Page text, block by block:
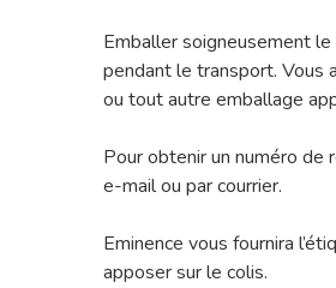
Emballer soigneusement
pendant le transport. Vous
ou tout autre emballage
Pour obtenir un numéro de
e-mail ou par courrier.
Eminence vous fournira
apposer sur le colis.